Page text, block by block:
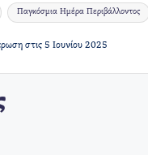
Παγκόσμια Ημέρα Περιβάλλοντος
στις 5 Ιουνίου 2025